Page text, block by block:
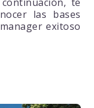
las bases
exitoso